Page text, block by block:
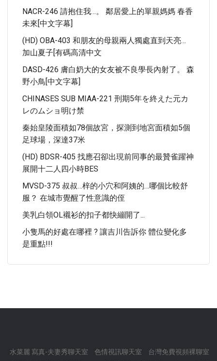
NACR-246 請抱住我…。 鄰居愛上的單親媽媽 春香
未來[中文字幕]
(HD) OBA-403 和朋友的母親兩人獨處直到天亮…
加山夏子[有碼高清中文
DASD-426 膚白奶大的女友被不良學長內射了。 森
野小鳥[中文字幕]
CHINASES SUB MIAA-221 刑期5年を終えた元カ
レのムショ明け禁
秦始皇陵面積如78個故宮，探測到地宮面積如5個
足球場，深達37米
(HD) BDSR-405 找應召卻出現前同事的最贊雀躍神
展開十二人四小時BES
MVSD-375 叔叔…梓的小穴和阿姨的…哪個比較舒
服？ 在城市覺醒了性意識的侄
美乳白領OL襯衫的扣子都快繃開了...
小隻馬的好處在哪裡 ? 讓吉川告訴你 體位變化多
是重點!!!
水菜麗 寫真-夫妻秀聊天室 色情視訊聊天室
台灣免費視頻裸聊室